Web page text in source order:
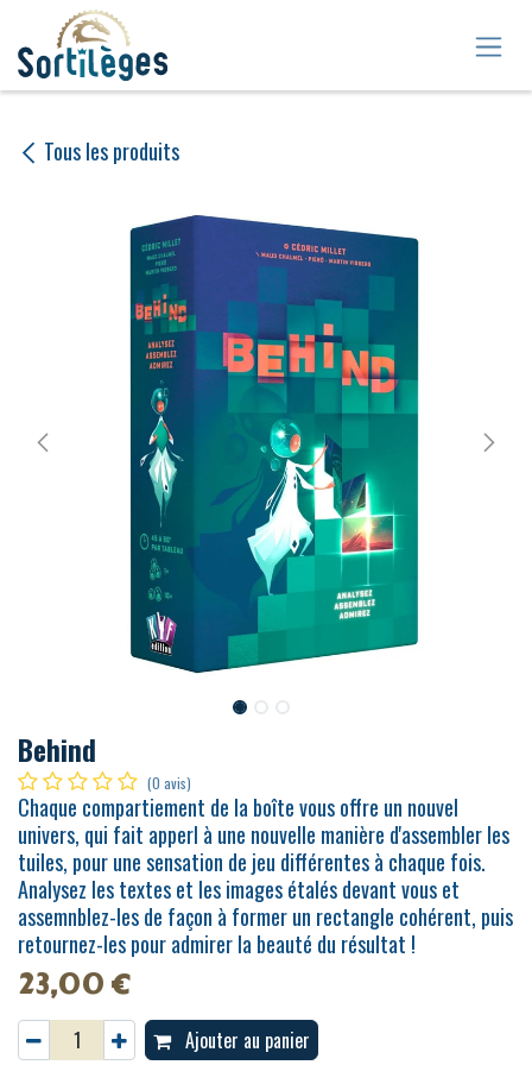
Se rendre au contenu
Tous les produits
Behind
(0 avis)
Chaque compartiement de la boîte vous offre un nouvel
univers, qui fait apperl à une nouvelle manière d'assembler les
tuiles, pour une sensation de jeu différentes à chaque fois.
Analysez les textes et les images étalés devant vous et
assemnblez-les de façon à former un rectangle cohérent, puis
retournez-les pour admirer la beauté du résultat !
23,00€
Ajouter au panier